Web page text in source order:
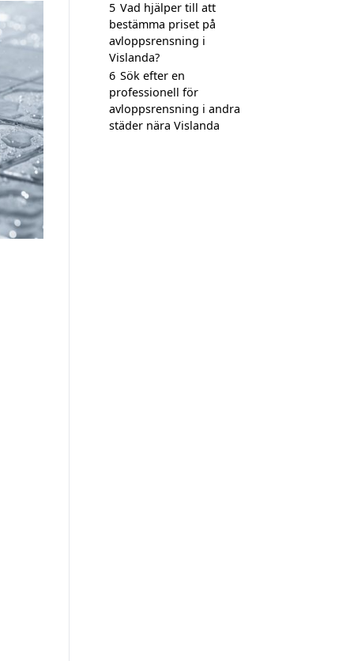
5 Vad hjälper till att
bestämma priset på
avloppsrensning i
Vislanda?
6 Sök efter en
professionell för
avloppsrensning i andra
städer nära Vislanda